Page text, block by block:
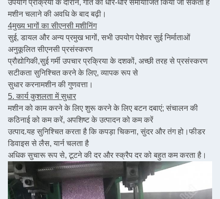
उपयोग प्रक्रिया के दौरान, गति को धीरे-धीरे समायोजित किया जा सकता है
मशीन चलाने की अवधि के बाद बढ़ी।
4मुख्य भागों का सीएनसी मशीनिंग
सुई, डायल और अन्य प्रमुख भागों, सभी उपयोग पेशेवर सुई निर्माताओं
अनुकूलित सीएनसी प्रसंस्करण
प्रौद्योगिकी,सुई गर्मी उपचार प्रक्रिया के दशकों, अच्छी तरह से प्रसंस्करण
सटीकता सुनिश्चित करने के लिए, व्यापक रूप से
सुधार करनामशीन की गुणवत्ता।
5. कार्य कुशलता में सुधार
मशीन को काम करने के लिए शुरू करने के लिए बटन दबाएं; संचालन की
कठिनाई को कम करें, अपशिष्ट के उत्पादन को कम करें
उत्पाद.यह सुनिश्चित करता है कि कपड़ा चिकना, सुंदर और तंग हो। फीडर
डिवाइस से लैस, यार्न चलता है
अधिक सुचारू रूप से, टूटने की दर और स्क्रैप दर को बहुत कम करता है।